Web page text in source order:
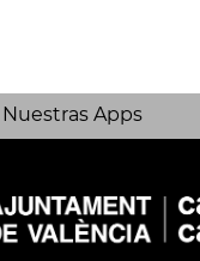
Nuestras Apps